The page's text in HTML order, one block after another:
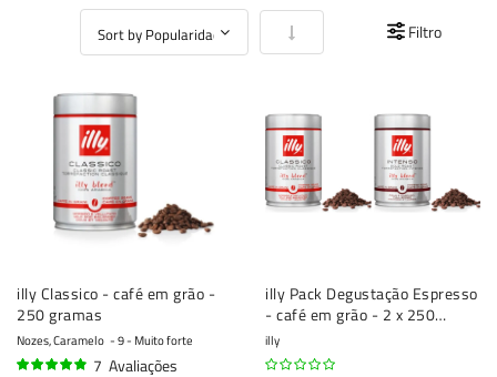
Definir Ordenação Crescente
Filtro
illy Classico - café em grão -
250 gramas
Nozes, Caramelo 9 - Muito forte
7 Avaliações
illy Pack Degustação Espresso
- café em grão - 2 x 250
gramas
illy